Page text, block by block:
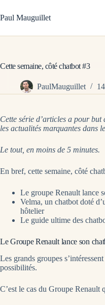
au
contenu
Paul Mauguillet
Cette semaine, côté chatbot #3
PaulMauguillet
Cette série d’articles a pour
les actualités marquantes dans
Le tout, en moins de 5 minutes.
En bref, cette semaine, côté
Le groupe Renault lance
Velma, un chatbot doté
hôtelier
Le guide ultime des
Le Groupe Renault lance son
Les grands groupes
possibilités.
C’est le cas du Groupe